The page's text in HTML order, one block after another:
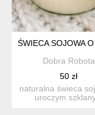
ŚWIECA SOJOWA
Dobra Robota
50 zł
naturalna świeca
uroczym